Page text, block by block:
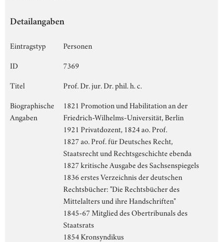
Detailangaben
Eintragstyp
Personen
ID
7369
Titel
Prof. Dr. jur. Dr. phil. h. c.
Biographische
Angaben
1821 Promotion und Habilitation an der
Friedrich-Wilhelms-Universität, Berlin
1921 Privatdozent, 1824 ao. Prof.
1827 ao. Prof. für Deutsches Recht,
Staatsrecht und Rechtsgeschichte ebenda
1827 kritische Ausgabe des Sachsenspiegels
1836 erstes Verzeichnis der deutschen
Rechtsbücher: "Die Rechtsbücher des
Mittelalters und ihre Handschriften"
1845-67 Mitglied des Obertribunals des
Staatsrats
1854 Kronsyndikus